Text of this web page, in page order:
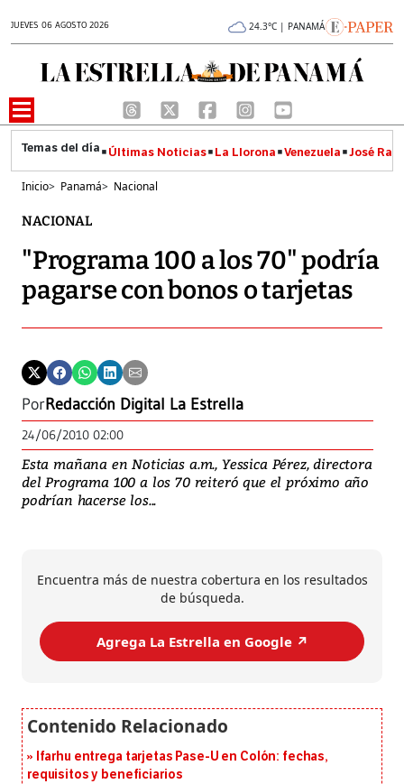
JUEVES 06 AGOSTO 2026 24.3°C | PANAMÁ
Últimas Noticias La Llorona Venezuela José
Inicio> Panamá> Nacional
NACIONAL
"Programa 100 a los 70" podría
pagarse con bonos o tarjetas
PorRedacción Digital La Estrella
24/06/2010 02:00
Esta mañana en Noticias a.m., Yessica Pérez, directora
del Programa 100 a los 70 reiteró que el próximo año
podrían hacerse los...
Encuentra más de nuestra cobertura en los resultados
de búsqueda.
Agrega La Estrella en Google ↗️
Ifarhu entrega tarjetas Pase-U en Colón: fechas,
requisitos y beneficiarios